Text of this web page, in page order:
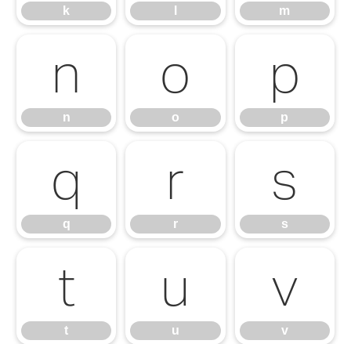
k m
n
n
o
o
p
p
q
q
r
r
s
s
t
t
u
u
v
v